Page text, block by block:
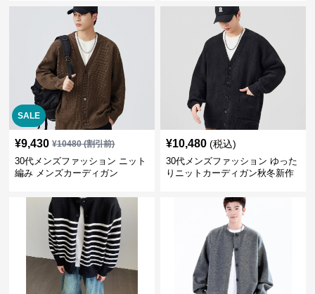
SALE
¥9,430 ¥10480(割引前)
30代メンズファッション ニット
編み メンズカーディガン
¥10,480 (税込)
30代メンズファッション ゆった
りニットカーディガン秋冬新作